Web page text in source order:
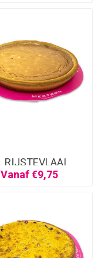
RIJSTEVLAAI
Vanaf €9,75